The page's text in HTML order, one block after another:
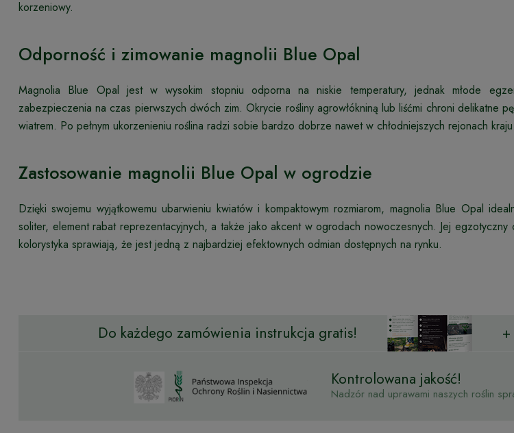
korzeniowy.
Odporność i zimowanie magnolii Blue Opal
Magnolia Blue Opal jest w wysokim stopniu odporna na niskie temperatury, jednak młode
zabezpieczenia na czas pierwszych dwóch zim. Okrycie rośliny agrowłókniną lub liśćmi chroni delikatne
wiatrem. Po pełnym ukorzenieniu roślina radzi sobie bardzo dobrze nawet w chłodniejszych rejonach kraju.
Zastosowanie magnolii Blue Opal w ogrodzie
Dzięki swojemu wyjątkowemu ubarwieniu kwiatów i kompaktowym rozmiarom, magnolia Blue Opal
soliter, element rabat reprezentacyjnych, a także jako akcent w ogrodach nowoczesnych. Jej egzotyczny
kolorystyka sprawiają, że jest jedną z najbardziej efektownych odmian dostępnych na rynku.
Do każdego zamówienia instrukcja gratis!
Kontrolowana jakość!
Nadzór nad uprawami naszych roślin